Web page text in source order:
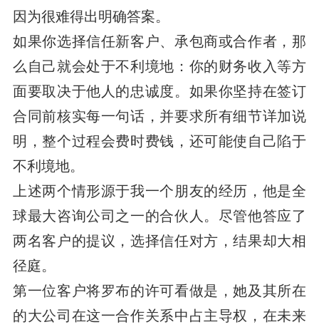
因为很难得出明确答案。
如果你选择信任新客户、承包商或合作者，那
么自己就会处于不利境地：你的财务收入等方
面要取决于他人的忠诚度。如果你坚持在签订
合同前核实每一句话，并要求所有细节详加说
明，整个过程会费时费钱，还可能使自己陷于
不利境地。
上述两个情形源于我一个朋友的经历，他是全
球最大咨询公司之一的合伙人。尽管他答应了
两名客户的提议，选择信任对方，结果却大相
径庭。
第一位客户将罗布的许可看做是，她及其所在
的大公司在这一合作关系中占主导权，在未来